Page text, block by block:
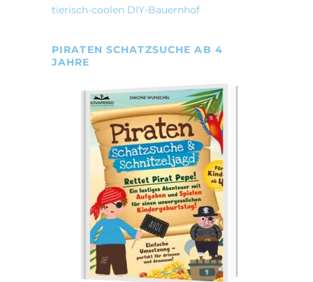
tierisch-coolen DIY-Bauernhof
PIRATEN SCHATZSUCHE AB 4
JAHRE